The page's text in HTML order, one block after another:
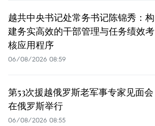
越共中央书记处常务书记陈锦秀：构
建务实高效的干部管理与任务绩效考
核应用程序
06/08/2026 08:59
第53次援越俄罗斯老军事专家见面会
在俄罗斯举行
06/08/2026 08:55